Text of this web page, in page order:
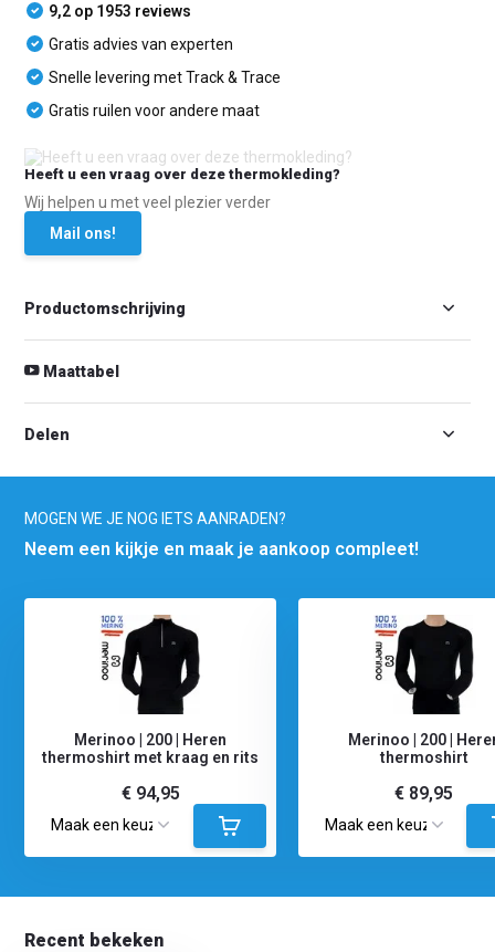
9,2 op 1953 reviews
Gratis advies van experten
Snelle levering met Track & Trace
Gratis ruilen voor andere maat
Heeft u een vraag over deze thermokleding?
Wij helpen u met veel plezier verder
Mail ons!
Productomschrijving
Maattabel
Delen
MOGEN WE JE NOG IETS AANRADEN?
Neem een kijkje en maak je aankoop compleet!
Merinoo | 200 | Heren
thermoshirt met kraag en rits
€ 94,95
Merinoo | 200 |
thermoshirt
€ 89,95
Recent bekeken